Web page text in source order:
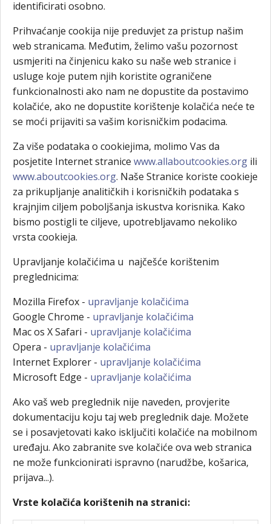
identificirati osobno.
Prihvaćanje cookija nije preduvjet za pristup našim
web stranicama. Međutim, želimo vašu pozornost
usmjeriti na činjenicu kako su naše web stranice i
usluge koje putem njih koristite ograničene
funkcionalnosti ako nam ne dopustite da postavimo
kolačiće, ako ne dopustite korištenje kolačića neće te
se moći prijaviti sa vašim korisničkim podacima.
Za više podataka o cookiejima, molimo Vas da
posjetite Internet stranice www.allaboutcookies.org ili
www.aboutcookies.org. Naše Stranice koriste cookieje
za prikupljanje analitičkih i korisničkih podataka s
krajnjim ciljem poboljšanja iskustva korisnika. Kako
bismo postigli te ciljeve, upotrebljavamo nekoliko
vrsta cookieja.
Upravljanje kolačićima u najčešće korištenim
preglednicima:
Mozilla Firefox - upravljanje kolačićima
Google Chrome - upravljanje kolačićima
Mac os X Safari - upravljanje kolačićima
Opera - upravljanje kolačićima
Internet Explorer - upravljanje kolačićima
Microsoft Edge - upravljanje kolačićima
Ako vaš web preglednik nije naveden, provjerite
dokumentaciju koju taj web preglednik daje. Možete
se i posavjetovati kako isključiti kolačiće na mobilnom
uređaju. Ako zabranite sve kolačiće ova web stranica
ne može funkcionirati ispravno (narudžbe, košarica,
prijava...).
Vrste kolačića korištenih na stranici: